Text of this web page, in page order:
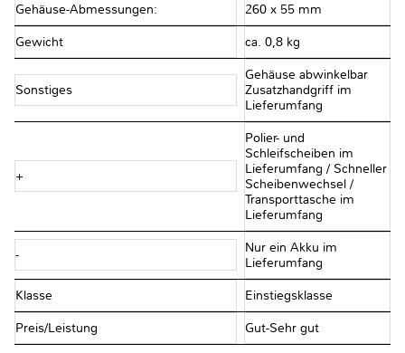
Gehäuse-Abmessungen: 260 x 55 mm
Gewicht ca. 0,8 kg
Sonstiges
Gehäuse abwinkelbar
Zusatzhandgriff im
Lieferumfang
+
Polier- und
Schleifscheiben im
Lieferumfang / Schneller
Scheibenwechsel /
Transporttasche im
Lieferumfang
-
Nur ein Akku im
Lieferumfang
Klasse Einstiegsklasse
Preis/Leistung Gut-Sehr gut